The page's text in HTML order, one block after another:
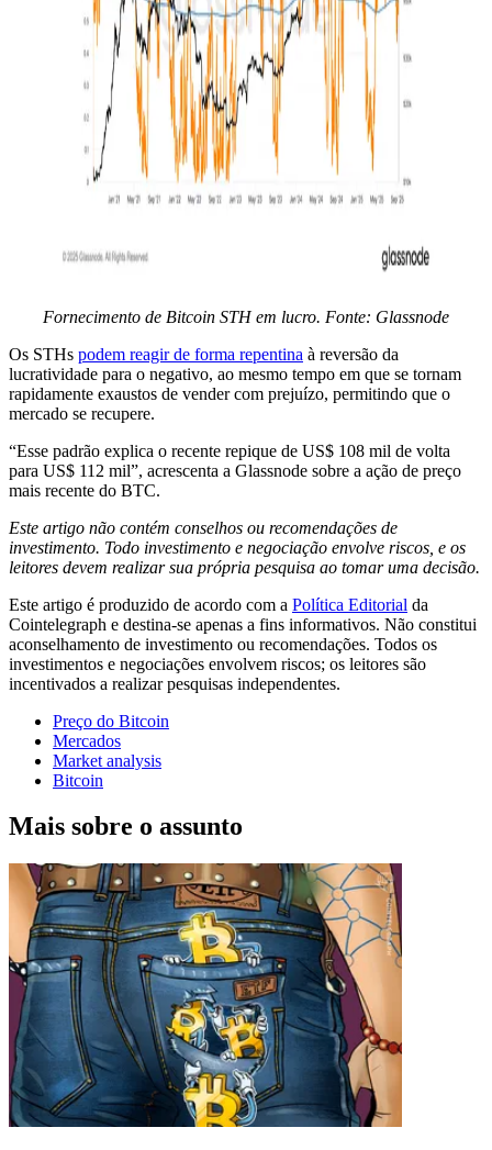
Fornecimento de Bitcoin STH em lucro. Fonte: Glassnode
Os STHs podem reagir de forma repentina à reversão da
lucratividade para o negativo, ao mesmo tempo em que se tornam
rapidamente exaustos de vender com prejuízo, permitindo que o
mercado se recupere.
“Esse padrão explica o recente repique de US$ 108 mil de volta
para US$ 112 mil”, acrescenta a Glassnode sobre a ação de preço
mais recente do BTC.
Este artigo não contém conselhos ou recomendações de
investimento. Todo investimento e negociação envolve riscos, e os
leitores devem realizar sua própria pesquisa ao tomar uma decisão.
Este artigo é produzido de acordo com a Política Editorial da
Cointelegraph e destina-se apenas a fins informativos. Não constitui
aconselhamento de investimento ou recomendações. Todos os
investimentos e negociações envolvem riscos; os leitores são
incentivados a realizar pesquisas independentes.
Preço do Bitcoin
Mercados
Market analysis
Bitcoin
Mais sobre o assunto